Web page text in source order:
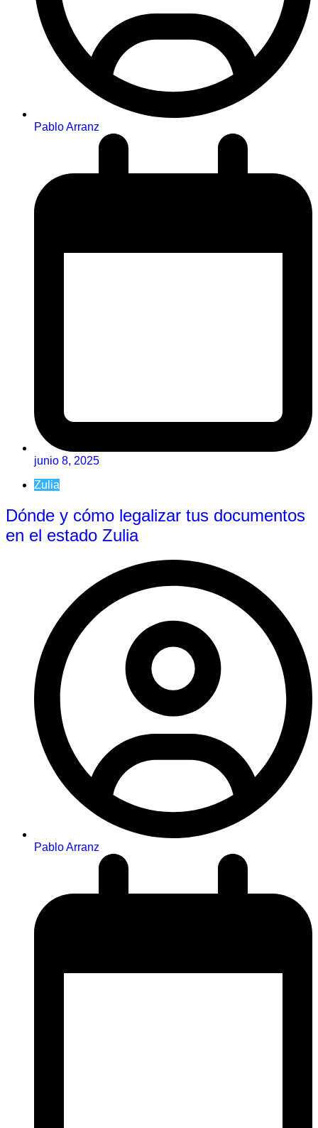
Pablo Arranz
junio 8, 2025
Zulia
Dónde y cómo legalizar tus documentos
en el estado Zulia
Pablo Arranz